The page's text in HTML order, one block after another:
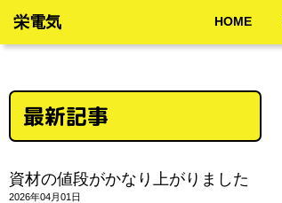
栄電気 HOME
最新記事
資材の値段がかなり上がりました
2026年04月01日